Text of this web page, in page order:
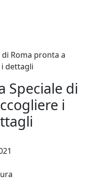
Roma pronta a
dettagli
Speciale di
i